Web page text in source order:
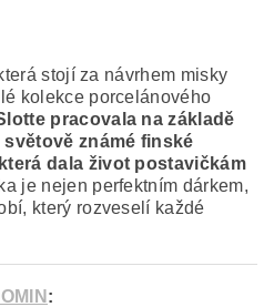
stojí za návrhem misky
kolekce porcelánového
pracovala na základě
známé finské
dala život postavičkám
je nejen perfektním dárkem,
který rozveselí každé
: